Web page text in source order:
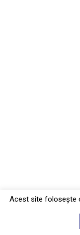
Acest site foloseşte